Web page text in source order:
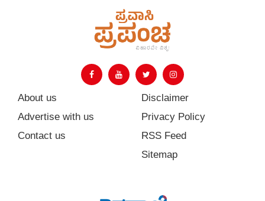
About us
Advertise with us
Contact us
Disclaimer
Privacy Policy
RSS Feed
Sitemap